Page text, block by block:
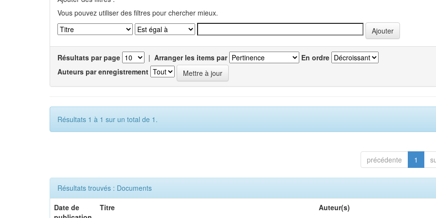
Vous pouvez utiliser des filtres pour chercher mieux.
Résultats par page | Arranger les items par
En ordre
Auteurs par enregistrement
Résultats 1 à 1 sur un total de 1.
précédente 1
Résultats trouvés : Documents
Date de
Titre Auteur(s)